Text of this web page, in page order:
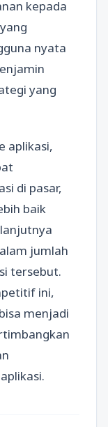
kepada
nyata
yang
aplikasi,
di pasar,
baik
jumlah
tersebut.
ini,
menjadi